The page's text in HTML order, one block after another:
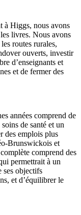
à Higgs, nous avons
livres. Nous avons
routes rurales,
ouverts, investir
d’enseignants et
et de fermer des
années comprend de
de santé et un
des emplois plus
Brunswickois et
comprend des
permettrait à un
ses objectifs
et d’équilibrer le